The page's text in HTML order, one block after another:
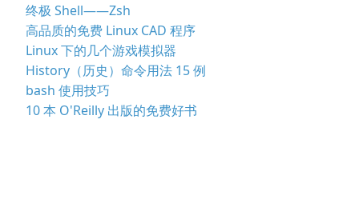
终极 Shell——Zsh
高品质的免费 Linux CAD 程序
Linux 下的几个游戏模拟器
History（历史）命令用法 15 例
bash 使用技巧
10 本 O'Reilly 出版的免费好书